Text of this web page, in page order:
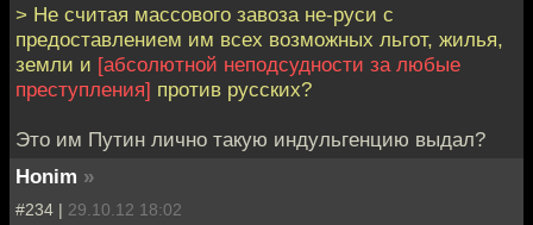
> Не считая массового завоза не-руси с
предоставлением им всех возможных льгот, жилья,
земли и [абсолютной неподсудности за любые
преступления] против русских?
Это им Путин лично такую индульгенцию выдал?
Honim »
#234 | 29.10.12 18:02